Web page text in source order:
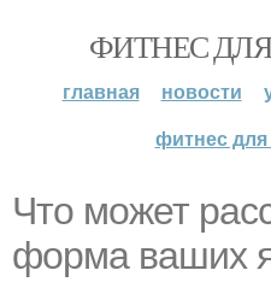
ФИТНЕС
главная новости
фитнес
Что может
форма ваших